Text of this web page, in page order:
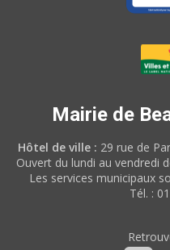
Mairie de
Hôtel de ville : 29 rue de
Ouvert du lundi au vendredi
Les services municipaux
Tél. :